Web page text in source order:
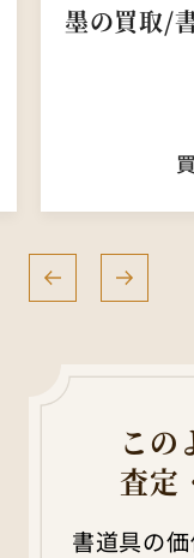
硯の買取/
この
査定
書道具の